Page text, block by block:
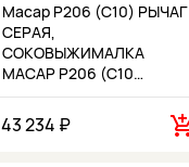
Macap P206 (C10) РЫЧАГ
СЕРАЯ,
СОКОВЫЖИМАЛКА
MACAP P206 (C10…
43 234 ₽